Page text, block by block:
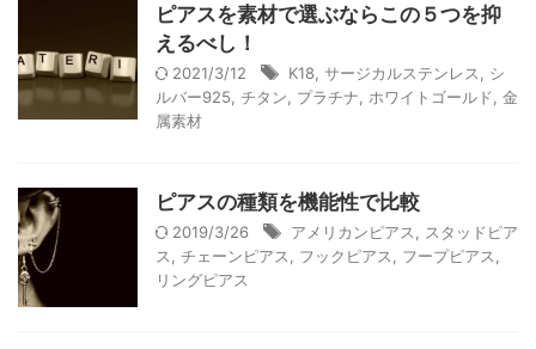
ピアスを素材で選ぶならこの５つを抑
えるべし！
2021/3/12 K18 サージカルステンレス
シ
ルバー925 チタン プラチナ ホワイトゴールド
金
属素材
ピアスの種類を機能性で比較
2019/3/26 アメリカンピアス
スタッドピア
ス
チェーンピアス フックピアス フープピアス
リングピアス